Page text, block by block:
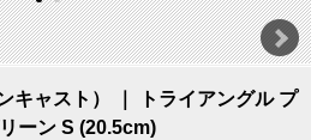
キャスト） ｜ トライアングル プ
ーン S (20.5cm)